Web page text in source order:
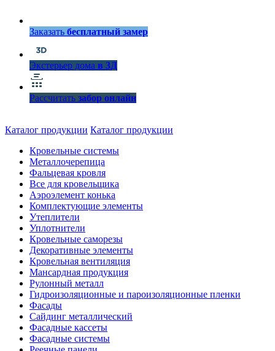
Заказать бесплатный замер
Экстерьер дома в 3Д
Рассчитать забор онлайн
Каталог продукции Каталог продукции
Кровельные системы
Металлочерепица
Фальцевая кровля
Все для кровельщика
Аэроэлемент конька
Комплектующие элементы
Утеплители
Уплотнители
Кровельные саморезы
Декоративные элементы
Кровельная вентиляция
Мансардная продукция
Рулонный металл
Гидроизоляционные и пароизоляционные пленки
Фасады
Сайдинг металлический
Фасадные кассеты
Фасадные системы